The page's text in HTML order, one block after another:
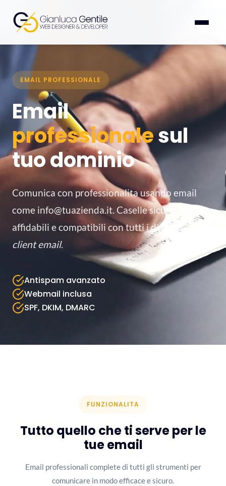
EMAIL PROFESSIONALE
Email
professionalesul
tuo dominio
Comunica con professionalita usando email
come info@tuazienda.it. Caselle sicure,
affidabili e compatibili con tutti i dispositivi e
client email.
Antispam avanzato
Webmail inclusa
SPF, DKIM, DMARC
FUNZIONALITA
Tutto quello che ti serve per le
tue email
Email professionali complete di tutti gli strumenti per
comunicare in modo efficace e sicuro.